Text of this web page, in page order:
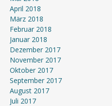
April 2018
März 2018
Februar 2018
Januar 2018
Dezember 2017
November 2017
Oktober 2017
September 2017
August 2017
Juli 2017